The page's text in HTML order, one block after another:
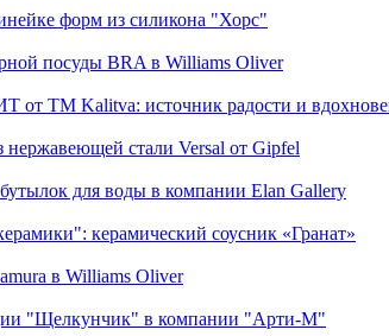
форм из силикона "Хорс"
посуды BRA в Williams Oliver
ТМ Kalitva: источник радости и
нержавеющей стали Versal от Gipfel
для воды в компании Elan Gallery
керамический соусник «Гранат»
в Williams Oliver
"Щелкунчик" в компании "Арти-М"